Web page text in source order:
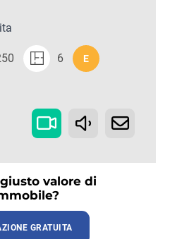
6 E
valore di
GRATUITA